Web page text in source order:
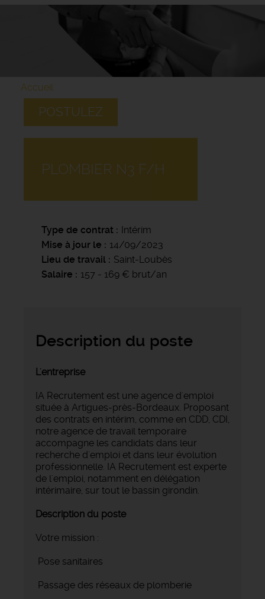
Accueil
POSTULEZ
PLOMBIER N3 F/H
Type de contrat
Intérim
Mise à jour le
14/09/2023
Lieu de travail
Saint-Loubès
Salaire
157 - 169 € brut/an
Description du poste
L'entreprise
IA Recrutement est une agence d'emploi
située à Artigues-près-Bordeaux. Proposant
des contrats en intérim, comme en CDD, CDI,
notre agence de travail temporaire
accompagne les candidats dans leur
recherche d'emploi et dans leur évolution
professionnelle. IA Recrutement est experte
de l'emploi, notamment en délégation
intérimaire, sur tout le bassin girondin.
Description du poste
Votre mission :
Pose sanitaires
Passage des réseaux de plomberie